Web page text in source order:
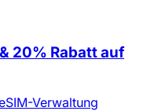
20% Rabatt auf
Verwaltung